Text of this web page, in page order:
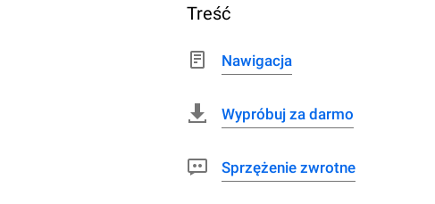
Treść
Nawigacja
Wypróbuj za darmo
Sprzężenie zwrotne